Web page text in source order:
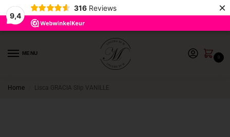
9,4
316 Reviews ×
MENU
0
Home Lisca GRACIA Slip VANILLE